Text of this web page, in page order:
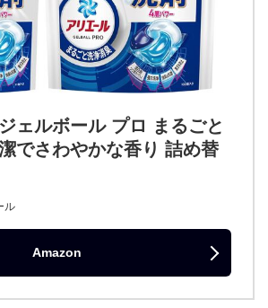
ェルボール プロ まるごと
でさわやかな香り 詰め替
ル
Amazon